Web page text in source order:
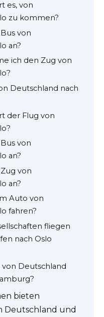
es, von
zu kommen?
von
an?
ich den Zug von
Deutschland nach
der Flug von
von
an?
von
an?
Auto von
fahren?
fliegen
nach Oslo
Deutschland
bieten
Deutschland und